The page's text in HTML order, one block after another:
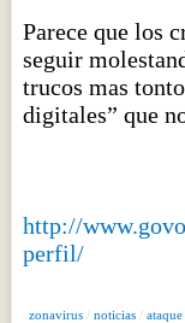
Parece que los
seguir
trucos mas
digitales” que
http://
perfil/
zonavirus / noticias /